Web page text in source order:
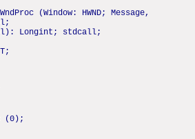
(Window: HWND; Message,
Longint; stdcall;
(0);